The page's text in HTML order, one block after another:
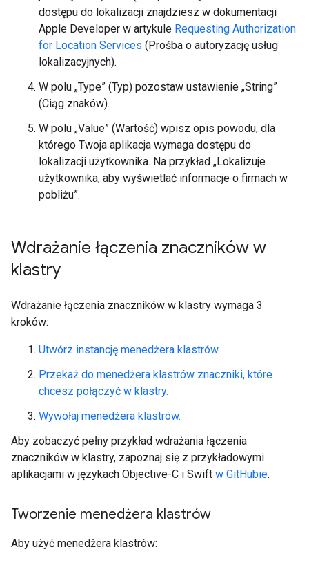
dostępu do lokalizacji znajdziesz w dokumentacji
Apple Developer w artykule Requesting Authorization
for Location Services (Prośba o autoryzację usług
lokalizacyjnych).
W polu „Type” (Typ) pozostaw ustawienie „String”
(Ciąg znaków).
W polu „Value” (Wartość) wpisz opis powodu, dla
którego Twoja aplikacja wymaga dostępu do
lokalizacji użytkownika. Na przykład „Lokalizuje
użytkownika, aby wyświetlać informacje o firmach w
pobliżu”.
Wdrażanie łączenia znaczników w
klastry
Wdrażanie łączenia znaczników w klastry wymaga 3
kroków:
Utwórz instancję menedżera klastrów.
Przekaż do menedżera klastrów znaczniki, które
chcesz połączyć w klastry.
Wywołaj menedżera klastrów.
Aby zobaczyć pełny przykład wdrażania łączenia
znaczników w klastry, zapoznaj się z przykładowymi
aplikacjami w językach Objective-C i Swift w GitHubie.
Tworzenie menedżera klastrów
Aby użyć menedżera klastrów: